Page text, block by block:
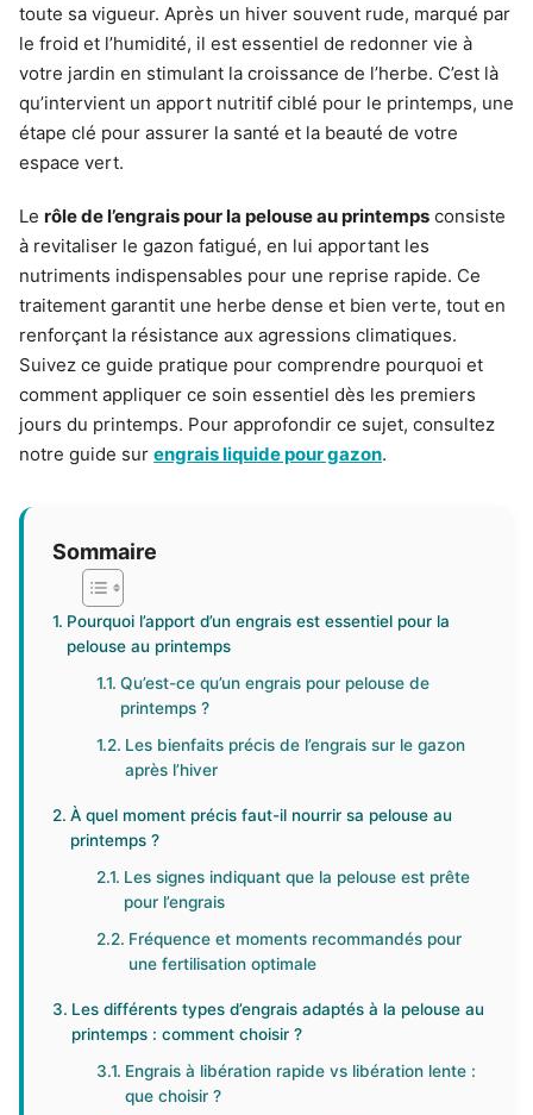
toute sa vigueur. Après un hiver souvent rude, marqué par
le froid et l’humidité, il est essentiel de redonner vie à
votre jardin en stimulant la croissance de l’herbe. C’est là
qu’intervient un apport nutritif ciblé pour le printemps, une
étape clé pour assurer la santé et la beauté de votre
espace vert.
Le rôle de l’engrais pour la pelouse au printemps consiste
à revitaliser le gazon fatigué, en lui apportant les
nutriments indispensables pour une reprise rapide. Ce
traitement garantit une herbe dense et bien verte, tout en
renforçant la résistance aux agressions climatiques.
Suivez ce guide pratique pour comprendre pourquoi et
comment appliquer ce soin essentiel dès les premiers
jours du printemps. Pour approfondir ce sujet, consultez
notre guide sur engrais liquide pour gazon.
Sommaire
Pourquoi l’apport d’un engrais est essentiel pour la
pelouse au printemps
Qu’est-ce qu’un engrais pour pelouse de
printemps ?
Les bienfaits précis de l’engrais sur le gazon
après l’hiver
À quel moment précis faut-il nourrir sa pelouse au
printemps ?
Les signes indiquant que la pelouse est prête
pour l’engrais
Fréquence et moments recommandés pour
une fertilisation optimale
Les différents types d’engrais adaptés à la pelouse au
printemps : comment choisir ?
Engrais à libération rapide vs libération lente :
que choisir ?